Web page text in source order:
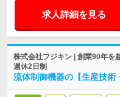
求人詳細を見る
株式会社フジキン | 創業90年
週休2日制
流体制御機器の【生産技